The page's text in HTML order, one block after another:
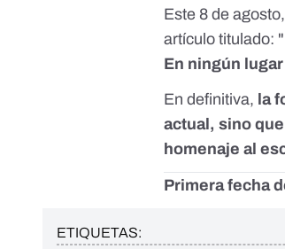
Este 8 de
artículo titulado:
En ningún
En definitiva, la
actual, sino
homenaje al
Primera fecha
ETIQUETAS: